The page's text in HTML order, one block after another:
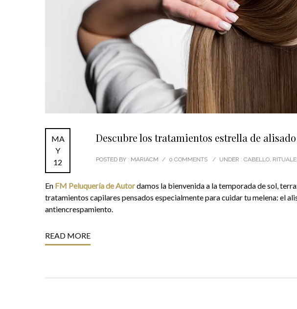
MA
Y
12
Descubre los tratamientos estrella de
POSTED BY : MARIACM / 0 COMMENTS / UNDER : CABELLO
En FM Peluquería de Autordamos la bienvenida a la temporada de sol,
tratamientos capilares pensados especialmente para cuidar tu melena: el
antiencrespamiento.
READ MORE